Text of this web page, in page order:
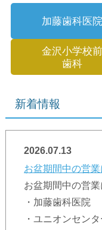
加藤歯科医院
金沢小学校前
歯科
新着情報
2026.07.13
お盆期間中の営業
お盆期間中の営
・加藤歯科医
・ユニオンセ